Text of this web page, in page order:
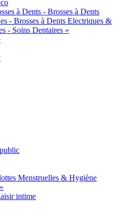
à Dents - Brosses à Dents
- Brosses à Dents Electriques &
- Soins Dentaires »
Menstruelles & Hygiène
intime